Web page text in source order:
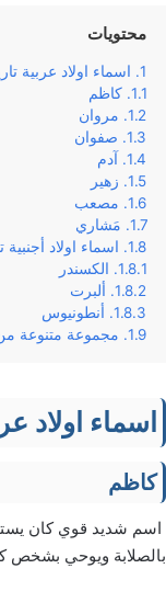
محتويات
اسماء اولاد عربية
كاظم
مروان
صفوان
آدم
زهير
مصعب
مَشاري
اسماء اولاد أجنبية
الكسندر
ألبرت
أنطونيوس
مجموعة متنوعة من
اسماء اولاد
كاظم
بالصلابة ويوحي بشخص